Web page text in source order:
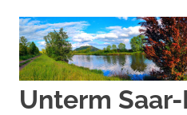
Inhalt
springen
Unterm